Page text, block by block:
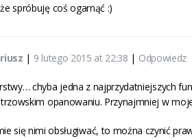
spróbuję coś ogarnąć :)
| 9 lutego 2015 at 22:38 | Odpowiedz
chyba jedna z najprzydatniejszych
opanowaniu. Przynajmniej w
się nimi obsługiwać, to można czynić